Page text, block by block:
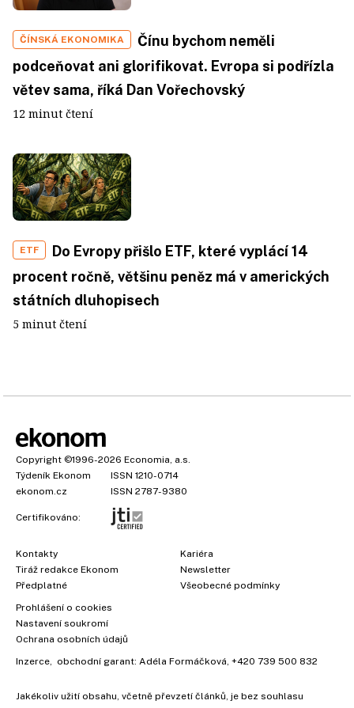
ČÍNSKÁ EKONOMIKA
Čínu bychom neměli
podceňovat ani glorifikovat. Evropa si podřízla
větev sama, říká Dan Vořechovský
12 minut čtení
ETF
Do Evropy přišlo ETF, které vyplácí 14
procent ročně, většinu peněz má v amerických
státních dluhopisech
5 minut čtení
Copyright ©1996-2026 Economia, a.s.
Týdeník Ekonom
ISSN 1210-0714
ekonom.cz
ISSN 2787-9380
Certifikováno:
Kontakty
Tiráž redakce Ekonom
Předplatné
Kariéra
Newsletter
Všeobecné podmínky
Prohlášení o cookies
Nastavení soukromí
Ochrana osobních údajů
Inzerce , obchodní garant: Adéla Formáčková +420 739 500 832
Jakékoliv užití obsahu, včetně převzetí článků, je bez souhlasu
39 kč za měsíc!